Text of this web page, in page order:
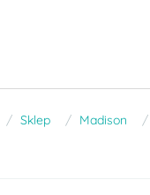
Sklep Madison